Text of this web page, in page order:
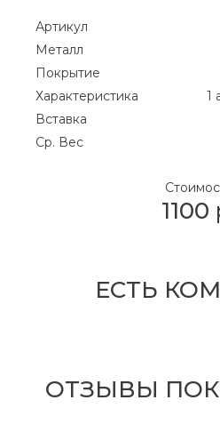
Артикул
Металл
Покрытие
Характеристика
1
Вставка
Ср. Вес
1100
ЕСТЬ
ОТЗЫВЫ